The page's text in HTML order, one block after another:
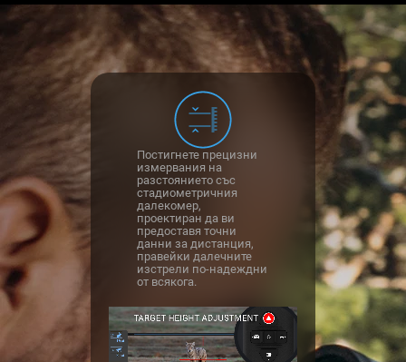
Постигнете прецизни
измервания на
разстоянието със
стадиометричния
далекомер,
проектиран да ви
предоставя точни
данни за дистанция,
правейки далечните
изстрели по-надеждни
от всякога.